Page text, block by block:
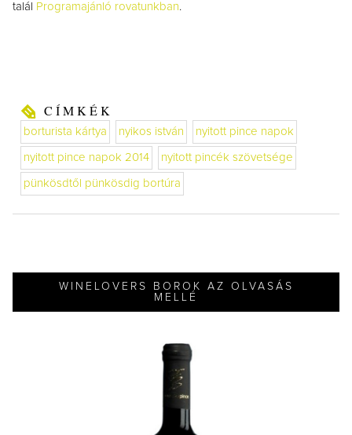
talál
Programajánló rovatunkban.
CÍMKÉK
borturista kártya nyikos istván nyitott pince napok
nyitott pince napok 2014 nyitott pincék szövetsége
pünkösdtől pünkösdig bortúra
WINELOVERS BOROK AZ OLVASÁS
MELLÉ